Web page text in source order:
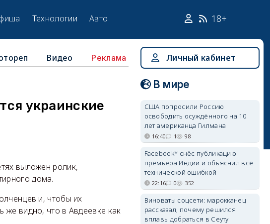
Технологии Авто 18+
Видео Реклама
украинские
выложен ролик,
дома.
и, чтобы их
же видно, что в Авдеевке как
Личный кабинет
В мире
США попросили Россию
освободить осуждённого на 10
лет американца Гилмана
16:40 1 98
Facebook* снёс публикацию
премьера Индии и объяснил всё
технической ошибкой
22:16 0 352
Виноваты соцсети: марокканец
рассказал, почему решился
вплавь добраться в Сеуту